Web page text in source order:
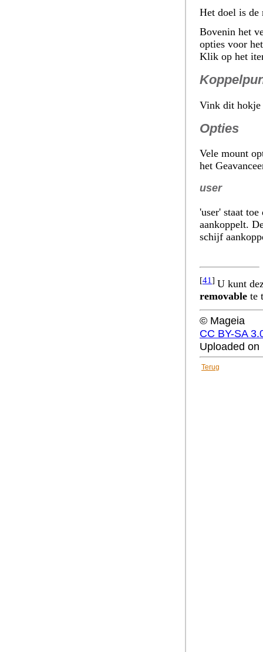
Het doel is de
Bovenin het
opties voor
Klik op het
Vink dit hokje
Opties
Vele mount
het
user
'user' staat
aankoppelt.
schijf
[41] U kunt
removable te
© Mageia
CC BY-SA
Uploaded
Terug